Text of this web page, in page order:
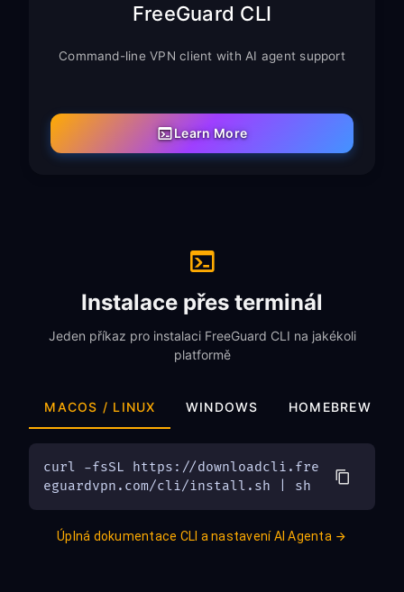
FreeGuard CLI
Command-line VPN client with AI agent support
Learn More
Instalace přes terminál
Jeden příkaz pro instalaci FreeGuard CLI na jakékoli
platformě
MACOS / LINUX WINDOWS HOMEBREW
curl -fsSL https://downloadcli.fre
eguardvpn.com/cli/install.sh | sh
Úplná dokumentace CLI a nastavení AI Agenta